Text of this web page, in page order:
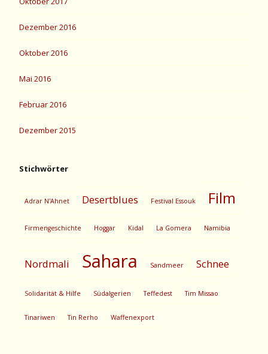
Dezember 2016
Oktober 2016
Mai 2016
Februar 2016
Dezember 2015
Stichwörter
Adrar N'Ahnet Desertblues Festival Essouk Film
Firmengeschichte Hoggar Kidal La Gomera Namibia
Nordmali Sahara Sandmeer Schnee
Solidarität & Hilfe Südalgerien Teffedest Tim Missao
Tinariwen Tin Rerho Waffenexport